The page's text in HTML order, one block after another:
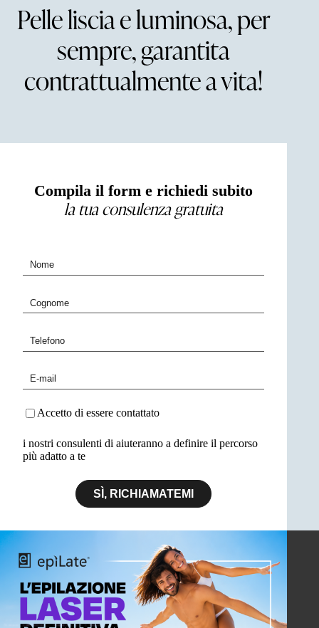
Pelle liscia e luminosa, per
sempre, garantita
contrattualmente a vita!
Compila il form e richiedi subito
la tua consulenza gratuita
Accetto di essere contattato
i nostri consulenti di aiuteranno a definire il percorso
più adatto a te
SÌ, RICHIAMATEMI